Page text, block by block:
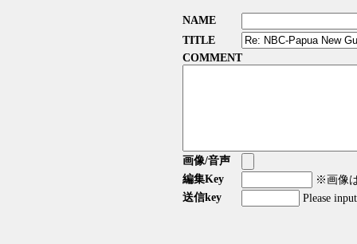
NAME
TITLE
COMMENT
画像/音声
編集Key
※画像
送信key
Please